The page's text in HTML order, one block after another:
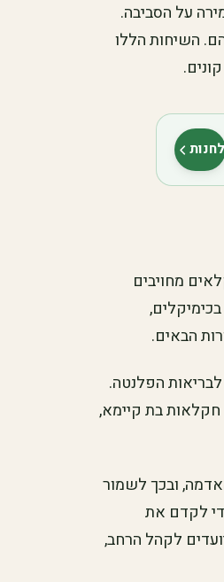
על הסביבה.
השיחות הללו
לחנות(נפתח בלשונית חדשה)
מחויבים
הבאים.
הפלנטה.
בת קיימא,
ובכך לשמור
לקדם את
לקהל הרחב,